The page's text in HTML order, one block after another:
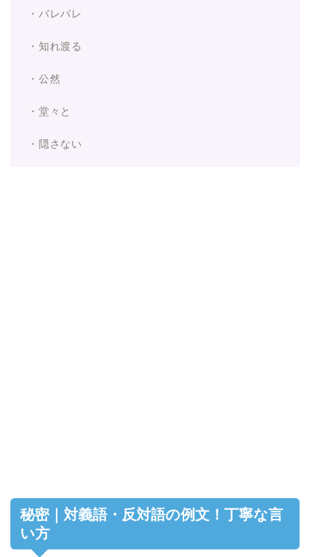
・バレバレ
・知れ渡る
・公然
・堂々と
・隠さない
秘密｜対義語・反対語の例文！丁寧な言
い方